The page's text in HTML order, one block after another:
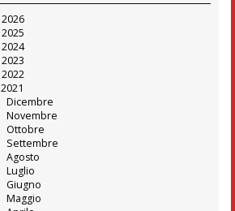
2026
2025
2024
2023
2022
2021
Dicembre
Novembre
Ottobre
Settembre
Agosto
Luglio
Giugno
Maggio